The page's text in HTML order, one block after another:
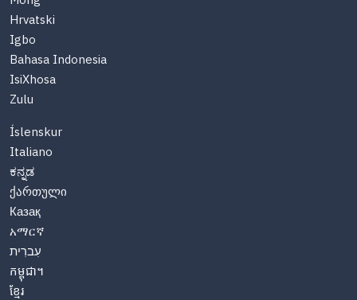
Hrvatski
Igbo
Bahasa Indonesia
IsiXhosa
Zulu
Íslenskur
Italiano
ಕನ್ನಡ
ქართული
Казақ
አማርኛ
עִברִית
កម្ពុជា។
ខ្មែរ